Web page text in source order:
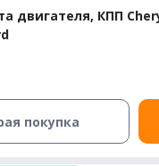
двигателя, КПП
покупка